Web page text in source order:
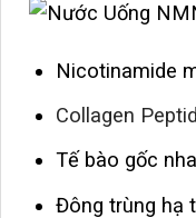
Nicotinamide
Collagen
Tế bào gốc
Đông trùng hạ